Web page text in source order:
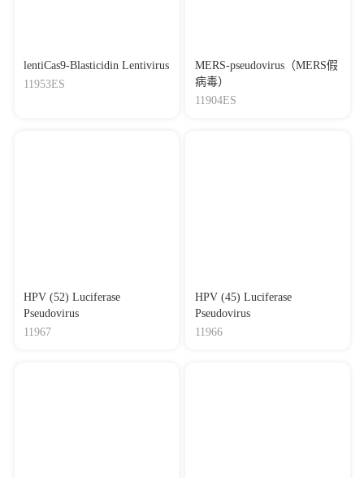
lentiCas9-Blasticidin Lentivirus
11953ES
MERS-pseudovirus（MERS假
病毒）
11904ES
HPV (52) Luciferase
Pseudovirus
11967
HPV (45) Luciferase
Pseudovirus
11966